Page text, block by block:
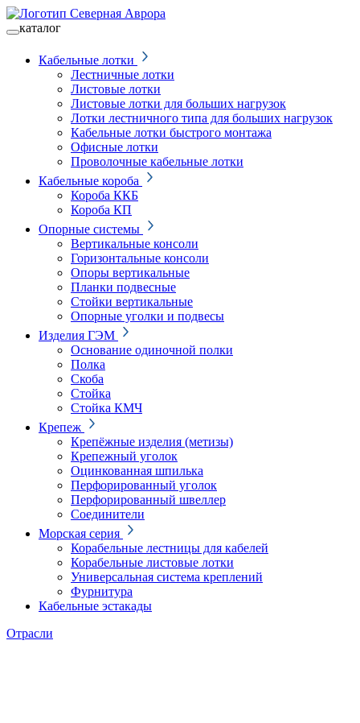
каталог
Кабельные лотки
Лестничные лотки
Листовые лотки
Листовые лотки для больших нагрузок
Лотки лестничного типа для больших нагрузок
Кабельные лотки быстрого монтажа
Офисные лотки
Проволочные кабельные лотки
Кабельные короба
Короба ККБ
Короба КП
Опорные системы
Вертикальные консоли
Горизонтальные консоли
Опоры вертикальные
Планки подвесные
Стойки вертикальные
Опорные уголки и подвесы
Изделия ГЭМ
Основание одиночной полки
Полка
Скоба
Стойка
Стойка КМЧ
Крепеж
Крепёжные изделия (метизы)
Крепежный уголок
Оцинкованная шпилька
Перфорированный уголок
Перфорированный швеллер
Соединители
Морская серия
Корабельные лестницы для кабелей
Корабельные листовые лотки
Универсальная система креплений
Фурнитура
Кабельные эстакады
Отрасли